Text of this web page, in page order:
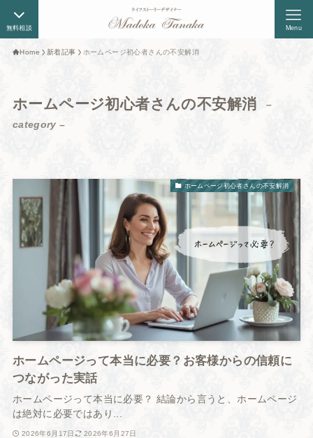
無料相談 Menu
Home 新着記事 ホームページ初心者さんの不安解消
ホームページ初心者さんの不安解消
–
category –
ホームページ初心者さんの不安解消
ホームページって本当に必要？お客様からの信頼に
つながった実話
ホームページって本当に必要？ 結論から言うと、ホームページ
は絶対に必要ではあり...
2026年6月17日 2026年6月27日